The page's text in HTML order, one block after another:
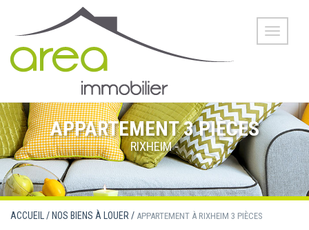
Toggle
APPARTEMENT 3 PIÈCES
RIXHEIM -
ACCUEIL / NOS BIENS À LOUER / APPARTEMENT À RIXHEIM 3 PIÈCES